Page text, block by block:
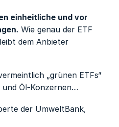
einheitliche und vor
Wie genau der ETF
dem Anbieter
„grünen ETFs“
Öl-Konzernen…
der UmweltBank,